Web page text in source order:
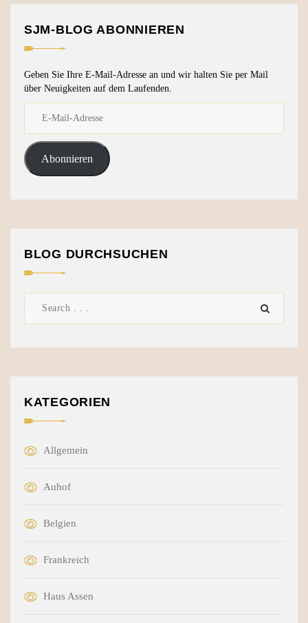
SJM-BLOG ABONNIEREN
Geben Sie Ihre E-Mail-Adresse an und wir halten Sie per Mail
über Neuigkeiten auf dem Laufenden.
Abonnieren
BLOG DURCHSUCHEN
KATEGORIEN
Allgemein
Auhof
Belgien
Frankreich
Haus Assen